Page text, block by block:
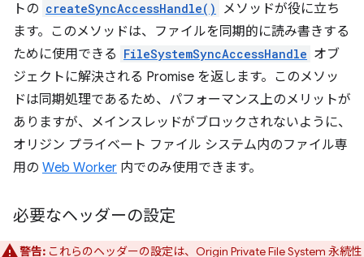
トの createSyncAccessHandle()
メソッドが役に立ち
ます。このメソッドは、ファイルを同期的に読み書きする
ために使用できる FileSystemSyncAccessHandle オブ
ジェクトに解決される Promise を返します。このメソッ
ドは同期処理であるため、パフォーマンス上のメリットが
ありますが、メインスレッドがブロックされないように、
オリジン プライベート ファイル システム内のファイル専
用の Web Worker 内でのみ使用できます。
必要なヘッダーの設定
警告: これらのヘッダーの設定は、Origin Private File System 永続性